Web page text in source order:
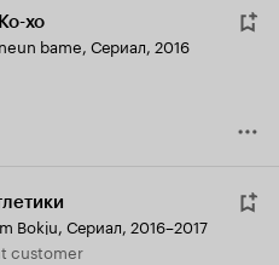
хо
bame, Сериал, 2016
Bokju, Сериал, 2016–2017
customer